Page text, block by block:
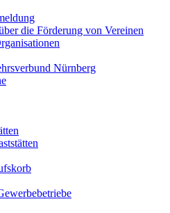
die Förderung von Vereinen
Nürnberg